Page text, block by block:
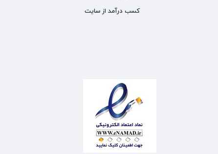
کسب درآمد از سایت